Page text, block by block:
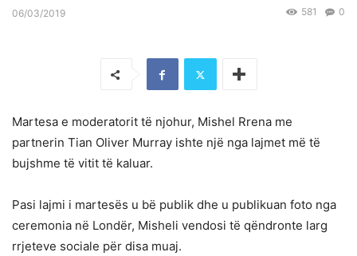
06/03/2019 0
581
Martesa e moderatorit të njohur, Mishel Rrena me
partnerin Tian Oliver Murray ishte një nga lajmet më të
bujshme të vitit të kaluar.
Pasi lajmi i martesës u bë publik dhe u publikuan foto nga
ceremonia në Londër, Misheli vendosi të qëndronte larg
rrjeteve sociale për disa muaj.